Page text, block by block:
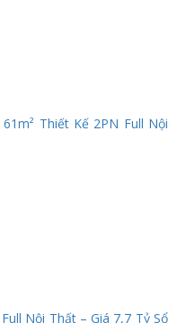
Thiết Kế 2PN Full Nội
Nội Thất – Giá 7,7 Tỷ Sổ